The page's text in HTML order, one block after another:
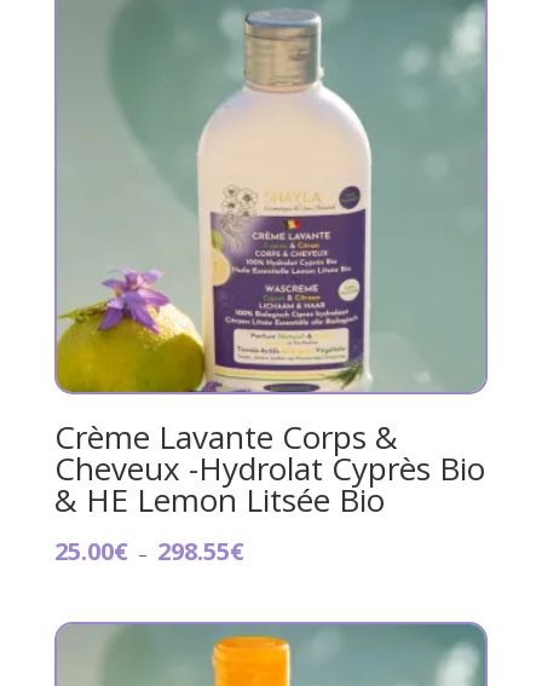
298.55€
Crème Lavante Corps &
Cheveux -Hydrolat Cyprès Bio
& HE Lemon Litsée Bio
25.00€ – 298.55€Plage
25.00€
à